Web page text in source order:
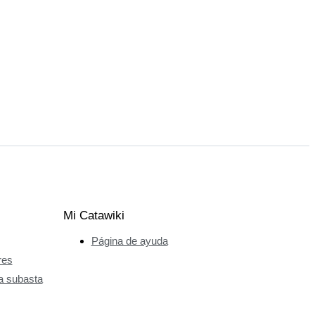
subasta
Mi Catawiki
Página de ayuda